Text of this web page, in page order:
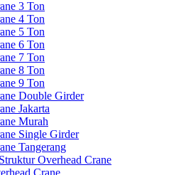
3 Ton
4 Ton
5 Ton
6 Ton
7 Ton
8 Ton
9 Ton
Double Girder
Jakarta
Murah
Single Girder
Tangerang
Overhead Crane
Crane